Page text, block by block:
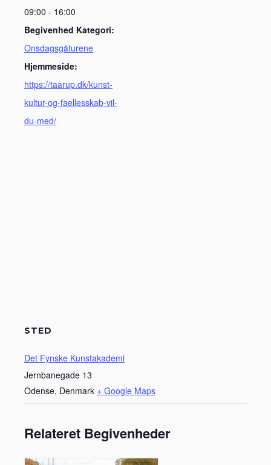
09:00 - 16:00
Begivenhed Kategori:
Onsdagsgåturene
Hjemmeside:
https://taarup.dk/kunst-
kultur-og-faellesskab-vil-
du-med/
STED
Det Fynske Kunstakademi
Jernbanegade 13
Odense, Denmark + Google Maps
Relateret Begivenheder